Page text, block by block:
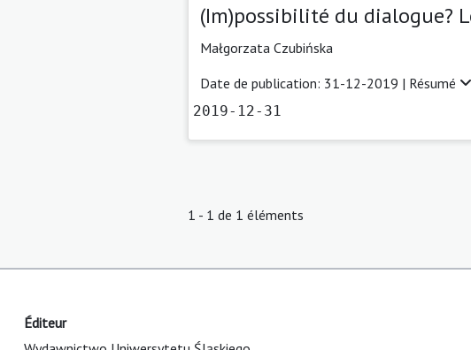
(Im)possibilité du dialogue?
Małgorzata Czubińska
Date de publication: 31-12-2019 | Résumé
2019-12-31
1 - 1 de 1 éléments
Éditeur